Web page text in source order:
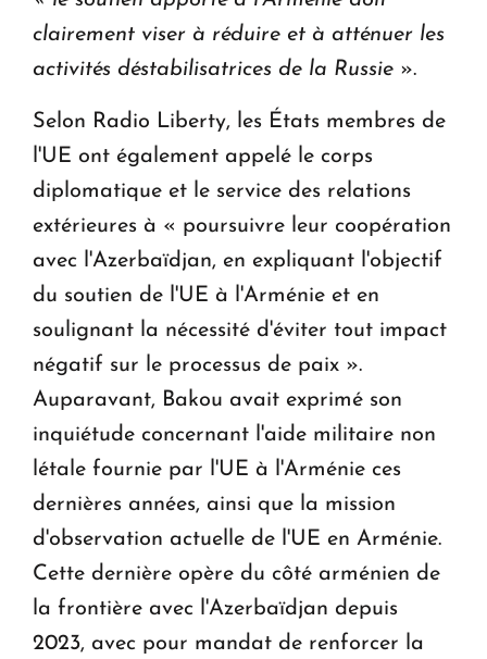
clairement viser à réduire et à atténuer les
activités déstabilisatrices de la Russie ».
Selon Radio Liberty, les États membres de
l'UE ont également appelé le corps
diplomatique et le service des relations
extérieures à « poursuivre leur coopération
avec l'Azerbaïdjan, en expliquant l'objectif
du soutien de l'UE à l'Arménie et en
soulignant la nécessité d'éviter tout impact
négatif sur le processus de paix ».
Auparavant, Bakou avait exprimé son
inquiétude concernant l'aide militaire non
létale fournie par l'UE à l'Arménie ces
dernières années, ainsi que la mission
d'observation actuelle de l'UE en Arménie.
Cette dernière opère du côté arménien de
la frontière avec l'Azerbaïdjan depuis
2023, avec pour mandat de renforcer la